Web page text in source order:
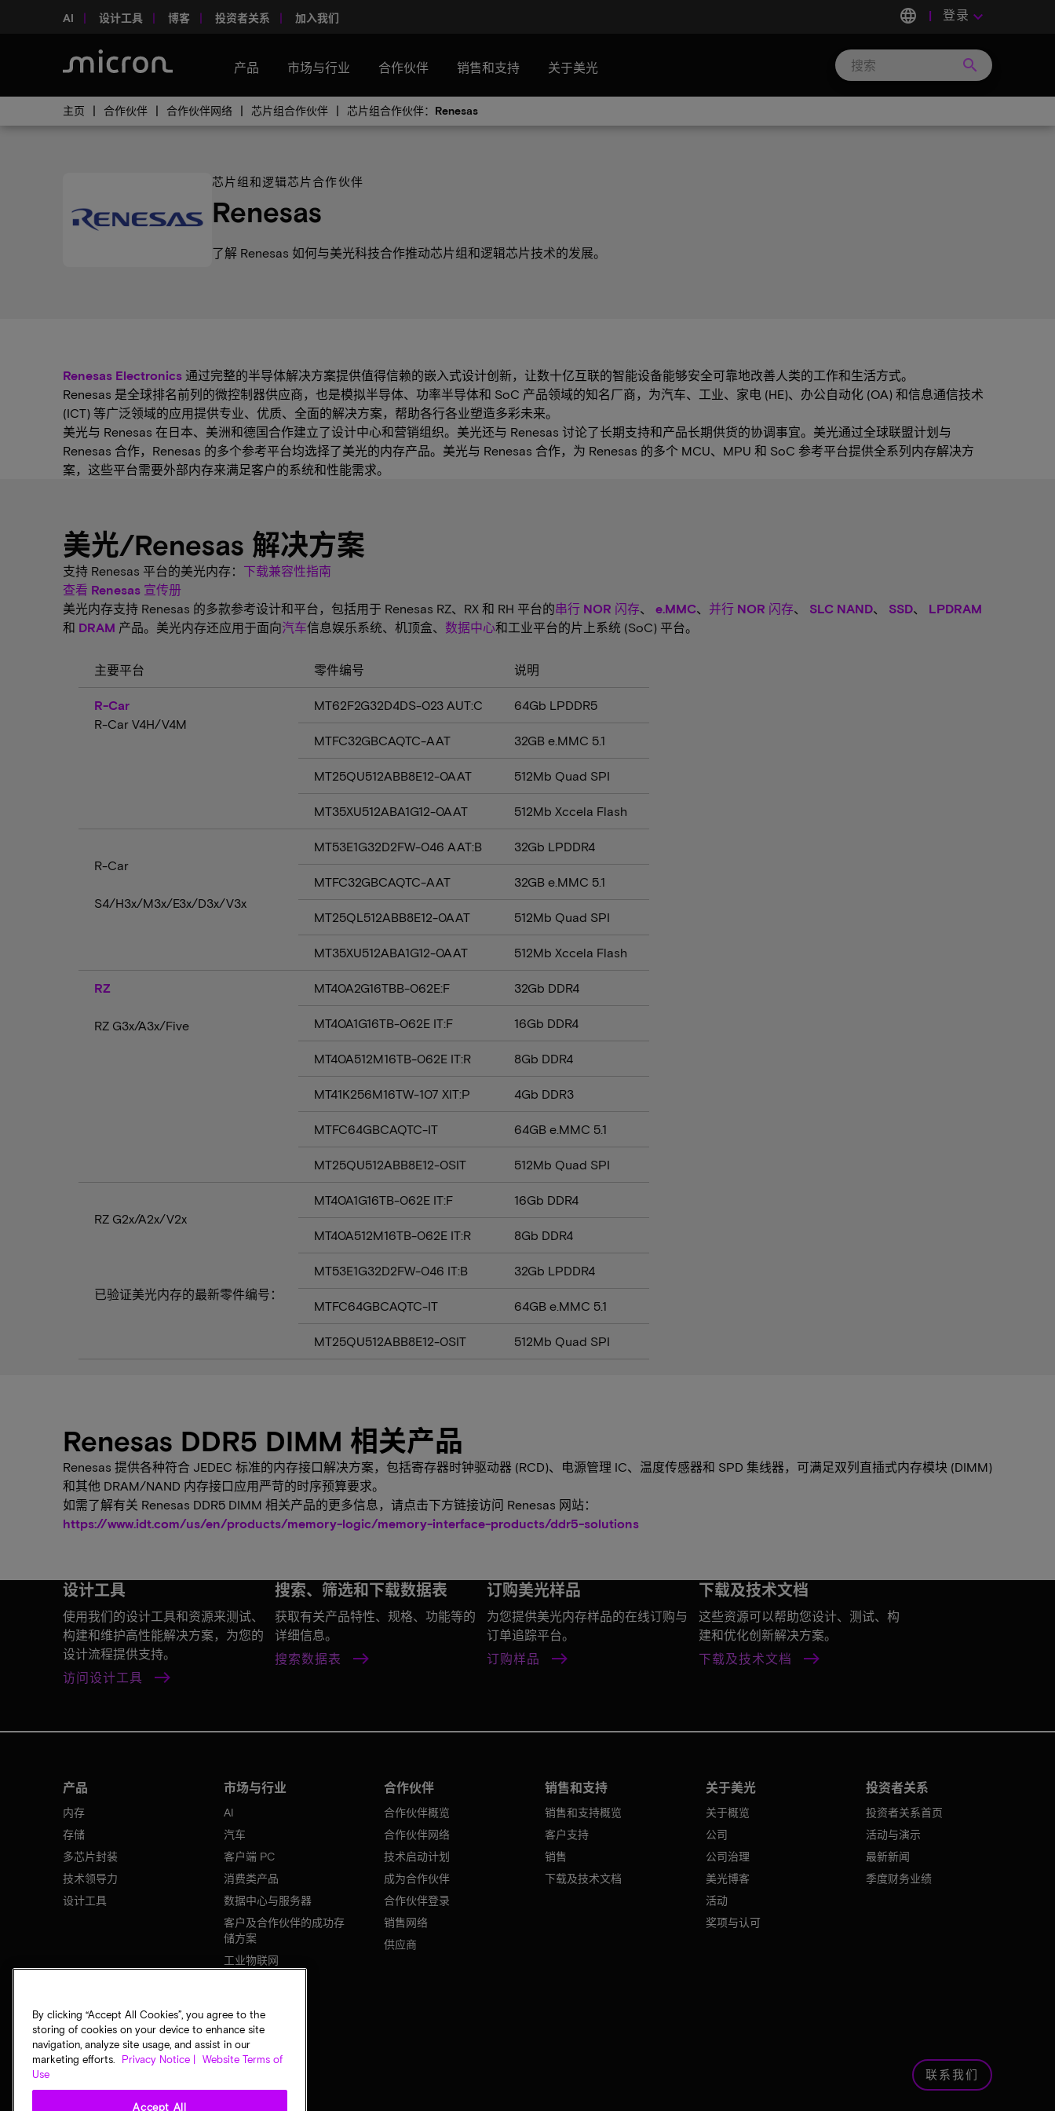
AI 设计工具 博客 投资者关系 加入我们 language 登录 keyboard_arrow_down
产品 市场与行业 合作伙伴 销售和支持 关于美光 search
主页 合作伙伴 合作伙伴网络 芯片组合作伙伴 芯片组合作伙伴：Renesas
芯片组和逻辑芯片合作伙伴
Renesas
了解 Renesas 如何与美光科技合作推动芯片组和逻辑芯片技术的发展。
Renesas Electronics 通过完整的半导体解决方案提供值得信赖的嵌入式设计创新，让数十亿互联的智能设备能够安全可靠地改善人类的工作和生活方式。
Renesas 是全球排名前列的微控制器供应商，也是模拟半导体、功率半导体和 SoC 产品领域的知名厂商，为汽车、工业、家电 (HE)、办公自动化 (OA) 和信息通信技术
(ICT) 等广泛领域的应用提供专业、优质、全面的解决方案，帮助各行各业塑造多彩未来。
美光与 Renesas 在日本、美洲和德国合作建立了设计中心和营销组织。美光还与 Renesas 讨论了长期支持和产品长期供货的协调事宜。美光通过全球联盟计划与
Renesas 合作，Renesas 的多个参考平台均选择了美光的内存产品。美光与 Renesas 合作，为 Renesas 的多个 MCU、MPU 和 SoC 参考平台提供全系列内存解决方
案，这些平台需要外部内存来满足客户的系统和性能需求。
美光/Renesas 解决方案
支持 Renesas 平台的美光内存： 下载兼容性指南
查看 Renesas 宣传册
美光内存支持 Renesas 的多款参考设计和平台，包括用于 Renesas RZ、RX 和 RH 平台的串行 NOR 闪存、 e.MMC、 并行 NOR 闪存、 SLC NAND、 SSD、 LPDRAM
和 DRAM 产品。美光内存还应用于面向汽车信息娱乐系统、机顶盒、 数据中心和工业平台的片上系统 (SoC) 平台。
主要平台 零件编号 说明
R-Car
R-Car V4H/V4M
MT62F2G32D4DS-023 AUT:C 64Gb LPDDR5
MTFC32GBCAQTC-AAT 32GB e.MMC 5.1
MT25QU512ABB8E12-0AAT 512Mb Quad SPI
MT35XU512ABA1G12-0AAT 512Mb Xccela Flash
R-Car
S4/H3x/M3x/E3x/D3x/V3x
MT53E1G32D2FW-046 AAT:B 32Gb LPDDR4
MTFC32GBCAQTC-AAT 32GB e.MMC 5.1
MT25QL512ABB8E12-0AAT 512Mb Quad SPI
MT35XU512ABA1G12-0AAT 512Mb Xccela Flash
RZ
RZ G3x/A3x/Five
MT40A2G16TBB-062E:F 32Gb DDR4
MT40A1G16TB-062E IT:F 16Gb DDR4
MT40A512M16TB-062E IT:R 8Gb DDR4
MT41K256M16TW-107 XIT:P 4Gb DDR3
MTFC64GBCAQTC-IT 64GB e.MMC 5.1
MT25QU512ABB8E12-0SIT 512Mb Quad SPI
RZ G2x/A2x/V2x
已验证美光内存的最新零件编号：
MT40A1G16TB-062E IT:F 16Gb DDR4
MT40A512M16TB-062E IT:R 8Gb DDR4
MT53E1G32D2FW-046 IT:B 32Gb LPDDR4
MTFC64GBCAQTC-IT 64GB e.MMC 5.1
MT25QU512ABB8E12-0SIT 512Mb Quad SPI
Renesas DDR5 DIMM 相关产品
Renesas 提供各种符合 JEDEC 标准的内存接口解决方案，包括寄存器时钟驱动器 (RCD)、电源管理 IC、温度传感器和 SPD 集线器，可满足双列直插式内存模块 (DIMM)
和其他 DRAM/NAND 内存接口应用严苛的时序预算要求。
如需了解有关 Renesas DDR5 DIMM 相关产品的更多信息，请点击下方链接访问 Renesas 网站：
https://www.idt.com/us/en/products/memory-logic/memory-interface-products/ddr5-solutions
设计工具
使用我们的设计工具和资源来测试、
构建和维护高性能解决方案，为您的
设计流程提供支持。
访问设计工具
搜索、筛选和下载数据表
获取有关产品特性、规格、功能等的
详细信息。
搜索数据表
订购美光样品
为您提供美光内存样品的在线订购与
订单追踪平台。
订购样品
下载及技术文档
这些资源可以帮助您设计、测试、构
建和优化创新解决方案。
下载及技术文档
产品
内存
存储
多芯片封装
技术领导力
设计工具
市场与行业
AI
汽车
客户端 PC
消费类产品
数据中心与服务器
客户及合作伙伴的成功存
储方案
工业物联网
合作伙伴
合作伙伴概览
合作伙伴网络
技术启动计划
成为合作伙伴
合作伙伴登录
销售网络
供应商
销售和支持
销售和支持概览
客户支持
销售
下载及技术文档
关于美光
关于概览
公司
公司治理
美光博客
活动
奖项与认可
投资者关系
投资者关系首页
活动与演示
最新新闻
季度财务业绩
联系我们
By clicking “Accept All Cookies”, you agree to the
storing of cookies on your device to enhance site
navigation, analyze site usage, and assist in our
marketing efforts.
Privacy Notice |
Website Terms of
Use
Accept All